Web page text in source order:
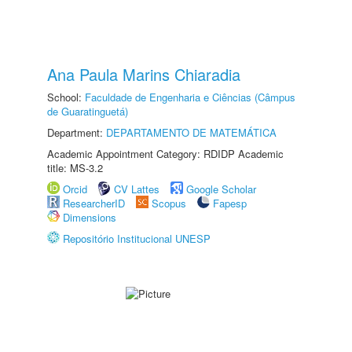
Ana Paula Marins Chiaradia
School: Faculdade de Engenharia e Ciências (Câmpus
de Guaratinguetá)
Department: DEPARTAMENTO DE MATEMÁTICA
Academic Appointment Category: RDIDP Academic
title: MS-3.2
Orcid
CV Lattes
Google Scholar
ResearcherID
Scopus
Fapesp
Dimensions
Repositório Institucional UNESP